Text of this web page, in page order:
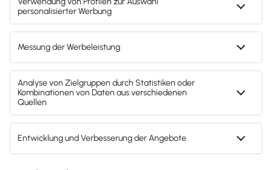
so funktioniert es
Nachdem nun alleVor- und Nachteile von 1-
Prozent-Regelung und Fahrtenbuchauf dem Tisch
liegen, könnte es sein, dass du einenWechsel zu
dem jeweils anderen Modellanstrebst. Den Wechsel
kannst dunicht zu jedem beliebigen Zeitpunkt
1-Prozent-Regelung zum Fahrtenbuch oder